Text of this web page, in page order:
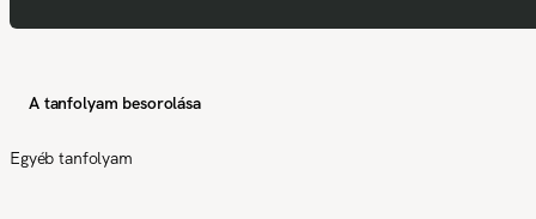
A tanfolyam besorolása
Egyéb tanfolyam